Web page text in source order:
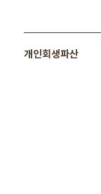
개인회생파산